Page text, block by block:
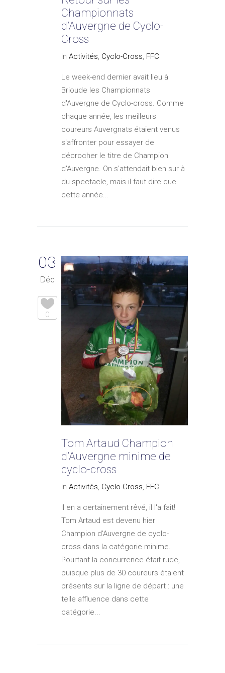
Championnats
d’Auvergne de Cyclo-
Cross
In Activités, Cyclo-Cross, FFC
Le week-end dernier avait lieu à
Brioude les Championnats
d'Auvergne de Cyclo-cross. Comme
chaque année, les meilleurs
coureurs Auvergnats étaient venus
s'affronter pour essayer de
décrocher le titre de Champion
d'Auvergne. On s'attendait bien sur à
du spectacle, mais il faut dire que
cette année...
03
Déc
0
Tom Artaud Champion
d’Auvergne minime de
cyclo-cross
In Activités, Cyclo-Cross, FFC
Il en a certainement rêvé, il l'a fait!
Tom Artaud est devenu hier
Champion d'Auvergne de cyclo-
cross dans la catégorie minime.
Pourtant la concurrence était rude,
puisque plus de 30 coureurs étaient
présents sur la ligne de départ : une
telle affluence dans cette
catégorie...